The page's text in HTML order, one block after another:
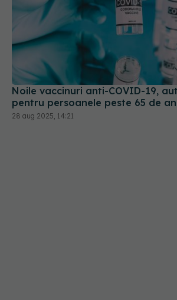
Noile vaccinuri anti-COVID-19,
pentru persoanele peste 65 de